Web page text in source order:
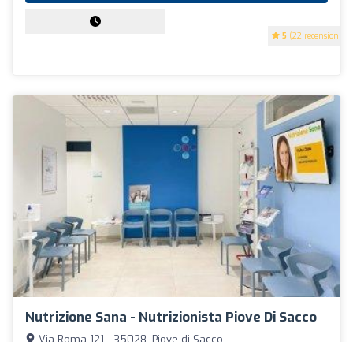
5 (22 recensioni)
Nutrizione Sana - Nutrizionista Piove Di Sacco
Via Roma 121 - 35028, Piove di Sacco